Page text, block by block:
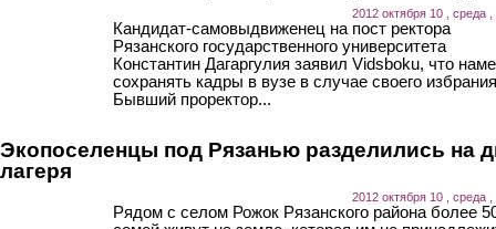
2012 октября 10 , среда ,
Кандидат-самовыдвиженец на пост ректора
Рязанского государственного университета
Константин Дагаргулия заявил Vidsboku, что
сохранять кадры в вузе в случае своего
Бывший проректор...
Экопоселенцы под Рязанью разделились на
лагеря
2012 октября 10 , среда ,
Рядом с селом Рожок Рязанского района более